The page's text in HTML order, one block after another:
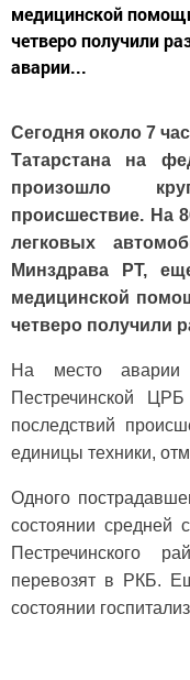
медицинской
четверо получили
аварии...
Сегодня около 7
Татарстана на
произошло
происшествие. На
легковых
Минздрава РТ,
медицинской
четверо получили
На место аварии
Пестречинской
последствий
единицы техники,
Одного
состоянии средней
Пестречинского
перевозят в РКБ.
состоянии